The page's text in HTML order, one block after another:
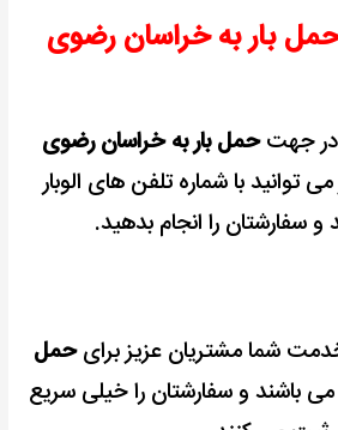
بار به خراسان رضوی
در جهتحمل بار به خراسان رضوی
توانید با شماره تلفن های الوبار
سفارشتان را انجام بدهید.
خدمت شما مشتریان عزیز برایحمل
می باشند و سفارشتان را خیلی سریع